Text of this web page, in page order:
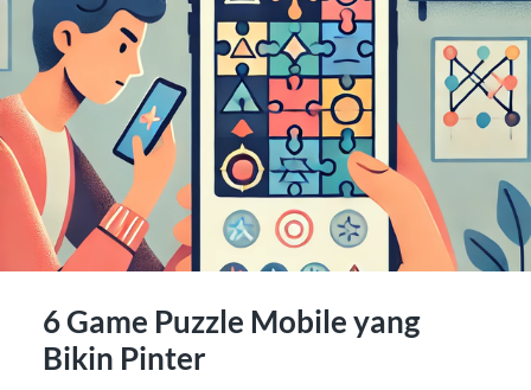
6 Game Puzzle Mobile yang
Bikin Pinter